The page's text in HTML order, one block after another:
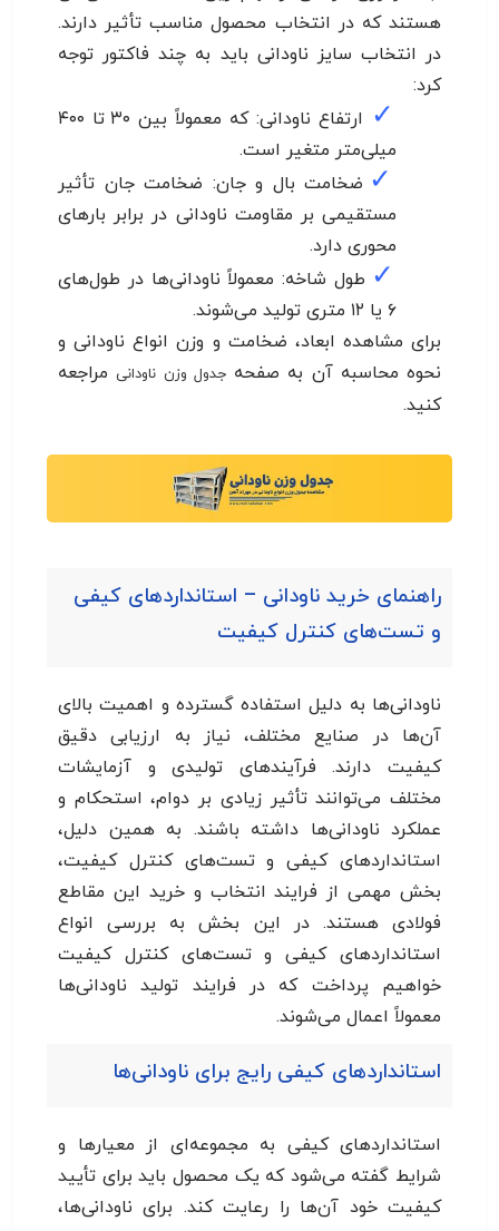
هستند که در انتخاب محصول مناسب تأثیر دارند.
در انتخاب سایز ناودانی باید به چند فاکتور توجه
کرد:
✓
ارتفاع ناودانی: که معمولاً بین ۳۰ تا ۴۰۰
میلی‌متر متغیر است.
✓ ضخامت بال و جان: ضخامت جان تأثیر
مستقیمی بر مقاومت ناودانی در برابر بارهای
محوری دارد.
✓ طول شاخه: معمولاً ناودانی‌ها در طول‌های
۶ یا ۱۲ متری تولید می‌شوند.
برای مشاهده ابعاد، ضخامت و وزن انواع ناودانی و
نحوه محاسبه آن به صفحهجدول وزن ناودانیمراجعه
کنید.
راهنمای خرید ناودانی – استانداردهای کیفی
و تست‌های کنترل کیفیت
ناودانی‌ها به دلیل استفاده گسترده و اهمیت بالای
آن‌ها در صنایع مختلف، نیاز به ارزیابی دقیق
کیفیت دارند. فرآیندهای تولیدی و آزمایشات
مختلف می‌توانند تأثیر زیادی بر دوام، استحکام و
عملکرد ناودانی‌ها داشته باشند. به همین دلیل،
استانداردهای کیفی و تست‌های کنترل کیفیت،
بخش مهمی از فرایند انتخاب و خرید این مقاطع
فولادی هستند. در این بخش به بررسی انواع
استانداردهای کیفی و تست‌های کنترل کیفیت
خواهیم پرداخت که در فرایند تولید ناودانی‌ها
معمولاً اعمال می‌شوند.
استانداردهای کیفی رایج برای ناودانی‌ها
استانداردهای کیفی به مجموعه‌ای از معیارها و
شرایط گفته می‌شود که یک محصول باید برای تأیید
کیفیت خود آن‌ها را رعایت کند. برای ناودانی‌ها،